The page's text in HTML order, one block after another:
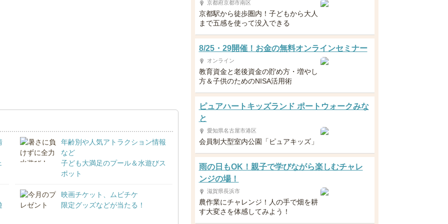
年齢別や人気アトラクション情報
など
子ども大満足のプール＆水遊びス
ポット
映画チケット、ムビチケ
限定グッズなどが当たる！
京都府京都市南区
京都駅から徒歩圏内！子どもから大人
まで五感を使って没入できる
8/25・29開催！お金の無料オンラインセミナー
オンライン
教育資金と老後資金の貯め方・増やし
方＆子供のためのNISA活用術
ピュアハートキッズランド ポートウォークみな
と
愛知県名古屋市港区
会員制大型室内公園「ピュアキッズ」
雨の日もOK！親子で学びながら楽しむチャレ
ンジの場！
滋賀県長浜市
農作業にチャレンジ！人の手で畑を耕
す大変さを体感してみよう！